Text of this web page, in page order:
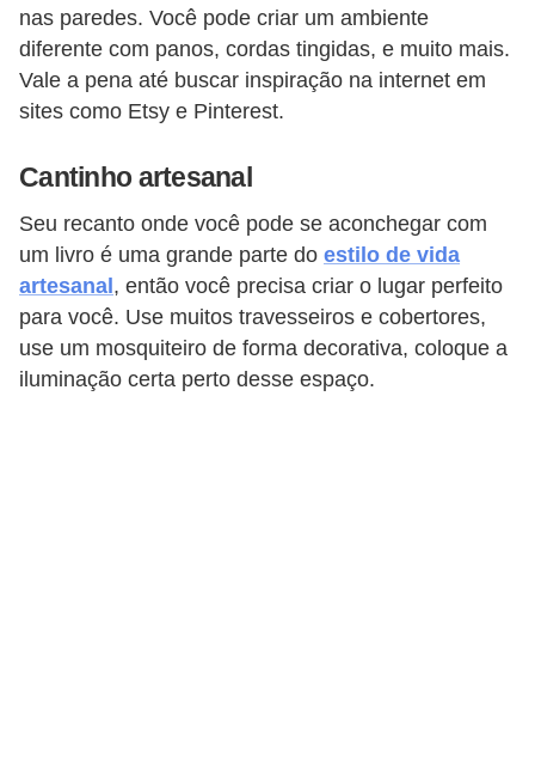
nas paredes. Você pode criar um ambiente
diferente com panos, cordas tingidas, e muito mais.
Vale a pena até buscar inspiração na internet em
sites como Etsy e Pinterest.
Cantinho artesanal
Seu recanto onde você pode se aconchegar com
um livro é uma grande parte do estilo de vida
artesanal, então você precisa criar o lugar perfeito
para você. Use muitos travesseiros e cobertores,
use um mosquiteiro de forma decorativa, coloque a
iluminação certa perto desse espaço.